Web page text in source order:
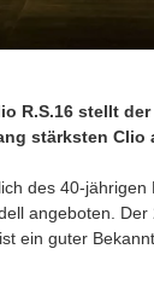
R.S.16 stellt
stärksten Clio
des 40-
angeboten.
ein guter